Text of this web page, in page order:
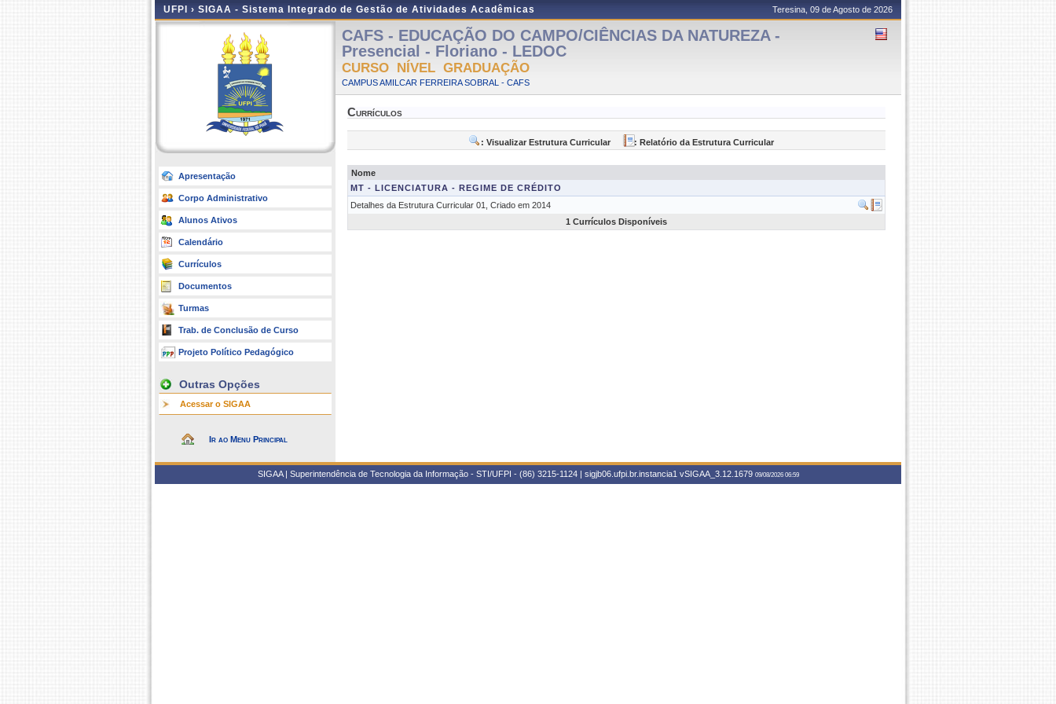
UFPI › SIGAA - Sistema Integrado de Gestão de Atividades Acadêmicas Teresina, 09 de Agosto de 2026
Apresentação
Corpo Administrativo
Alunos Ativos
Calendário
Currículos
Documentos
Turmas
Trab. de Conclusão de Curso
Projeto Político Pedagógico
Outras Opções
Acessar o SIGAA
Ir ao Menu Principal
CAFS - EDUCAÇÃO DO CAMPO/CIÊNCIAS DA NATUREZA -
Presencial - Floriano - LEDOC
CURSO NÍVEL GRADUAÇÃO
CAMPUS AMILCAR FERREIRA SOBRAL - CAFS
Currículos
: Visualizar Estrutura Curricular : Relatório da Estrutura Curricular
Nome
MT - LICENCIATURA - REGIME DE CRÉDITO
Detalhes da Estrutura Curricular 01, Criado em 2014
1 Currículos Disponíveis
SIGAA | Superintendência de Tecnologia da Informação - STI/UFPI - (86) 3215-1124 | sigjb06.ufpi.br.instancia1 vSIGAA_3.12.1679 09/08/2026 06:59